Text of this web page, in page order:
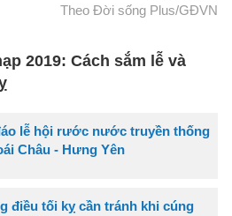
Theo Đời sống Plus/GĐVN
2019: Cách sắm lễ và
lễ hội rước nước truyền thống
Châu - Hưng Yên
điều tối kỵ cần tránh khi cúng